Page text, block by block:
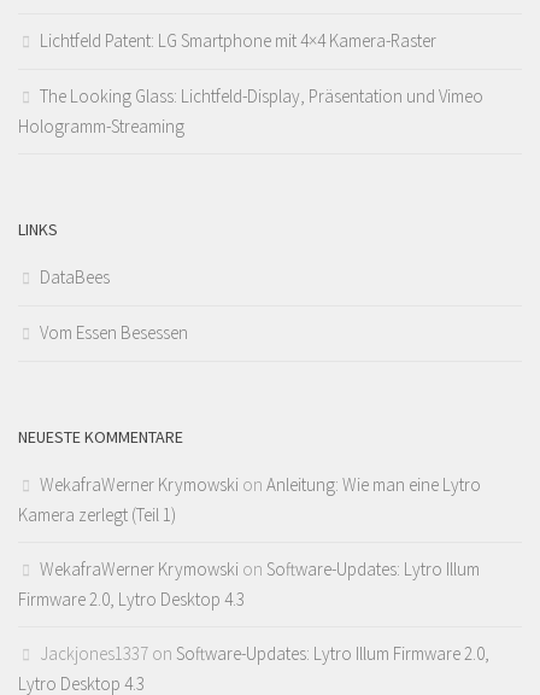
Lichtfeld Patent: LG Smartphone mit 4×4 Kamera-Raster
The Looking Glass: Lichtfeld-Display, Präsentation und Vimeo
Hologramm-Streaming
LINKS
DataBees
Vom Essen Besessen
NEUESTE KOMMENTARE
WekafraWerner Krymowski on Anleitung: Wie man eine Lytro
Kamera zerlegt (Teil 1)
WekafraWerner Krymowski on Software-Updates: Lytro Illum
Firmware 2.0, Lytro Desktop 4.3
Jackjones1337 on Software-Updates: Lytro Illum Firmware 2.0,
Lytro Desktop 4.3